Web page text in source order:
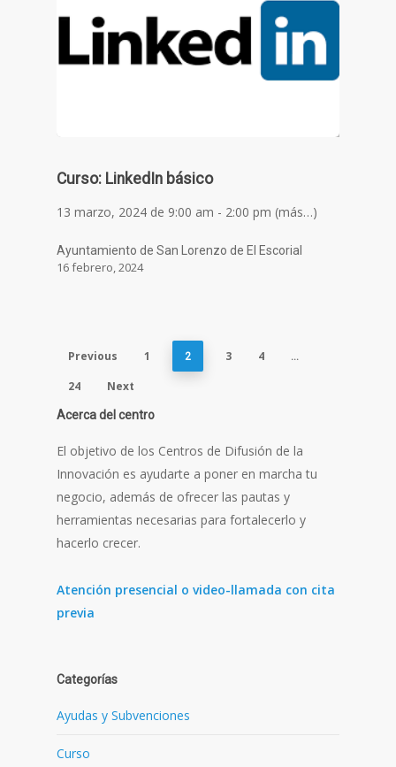
Curso: LinkedIn básico
13 marzo, 2024 de 9:00 am - 2:00 pm (más…)
Ayuntamiento de San Lorenzo de El Escorial
16 febrero, 2024
Previous 1 2 3 4 …
24 Next
Acerca del centro
El objetivo de los Centros de Difusión de la
Innovación es ayudarte a poner en marcha tu
negocio, además de ofrecer las pautas y
herramientas necesarias para fortalecerlo y
hacerlo crecer.
Atención presencial o video-llamada con cita
previa
Categorías
Ayudas y Subvenciones
Curso